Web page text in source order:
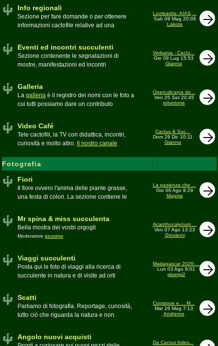
Info regionali
Sezione per fare domande o per ottenere
informazioni cactofile relative ad una
Lombardia: AIAS,...
Sab 09 Mag 20:06
Lakota
Eventi ed incontri succulenti
Sezione contenente le segnalazioni di
mostre, manifestazioni ed incontri
Verbania - Cactu...
Gio 09 Lug 15:53
Gianna
Galleria
La galleriaè il registro dei nomi con le foto a
cui tutti possiamo dare un contributo
spazio discutiamo SOLO di errori,
inesattezze, idee e altro inerenti l'argomento
Operculicarya de...
Ven 25 Set 20:45
robertone
Video Café
Tele cactofili, la TV con didattica, incontri,
curiosità e molto altro.
Il nostro canale
Cactus & Suc...
Dom 29 Dic 10:11
Gianna
Fotografia
Fiori
Il fiore ovvero l'anima delle piante grasse,
una festa di colori. La sezione contiene le
La pazienza che ...
Gio 06 Ago 9:29
Magma
Mr spina & miss succulenta
Bella mostra dei vostri orgogli
Moderatore pessimo
Acanthocalycium ...
Ven 07 Ago 13:23
Giovanni
Viaggi succulenti
Posta qui le foto di viaggi alla ricerca di
succulente in natura e di visite ad orti
Madagascar 2026:...
Lun 03 Ago 9:01
gioetgi2
Scatti
Parliamo di fotografia. Reportage, curiosità,
tutto ciò che riguarda la natura e non.
Copiapoe e ... M...
Mar 26 Mag 7:13
Andreroe
Angolo nuovi acquisti
Da Cactus folies...